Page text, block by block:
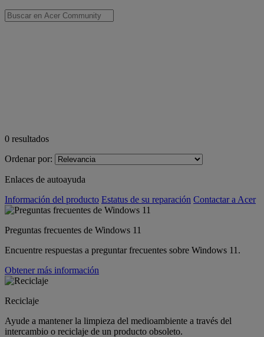
0 resultados
Ordenar por:
Enlaces de autoayuda
Información del producto Estatus de su reparación Contactar a Acer
Preguntas frecuentes de Windows 11
Encuentre respuestas a preguntar frecuentes sobre Windows 11.
Obtener más información
Reciclaje
Ayude a mantener la limpieza del medioambiente a través del
intercambio o reciclaje de un producto obsoleto.